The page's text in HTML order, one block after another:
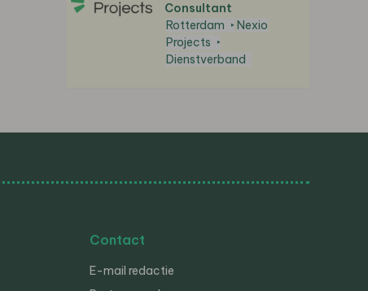
Consultant
Rotterdam
Nexio
Projects
Dienstverband
Contact
E-mail redactie